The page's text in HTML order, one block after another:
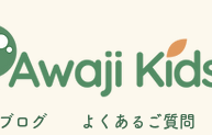
ブログ よくあるご質問